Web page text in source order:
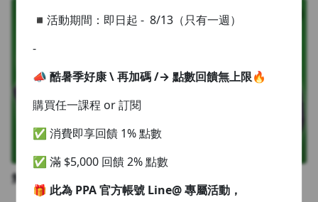
無痛衝刺 1000 題！多益考前 30 天完全攻略
◾活動期間：即日起 - 8/13（只有一週）
-
📣 酷暑季好康 \ 再加碼 /→ 點數回饋無上限🔥
購買任一課程 or 訂閱
✅ 消費即享回饋 1% 點數
✅ 滿 $5,000 回饋 2% 點數
🎁 此為 PPA 官方帳號 Line@ 專屬活動，